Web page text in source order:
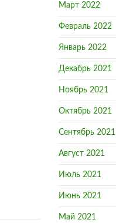
опасного детсада
Март 2022
Февраль 2022
Январь 2022
Декабрь 2021
Ноябрь 2021
Октябрь 2021
Сентябрь 2021
Август 2021
Июль 2021
Июнь 2021
Май 2021